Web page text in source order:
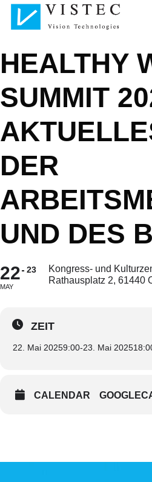
HEALTHY
SUMMIT
DER
UND DES
22
MAY
23
Kongress- und
Rathausplatz 2, 61440
ZEIT
22. Mai 20259:00-23. Mai 2025
CALENDAR